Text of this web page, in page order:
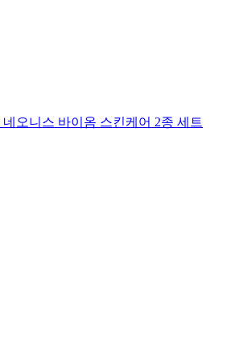
오니스 바이옴 스킨케어 2종 세트